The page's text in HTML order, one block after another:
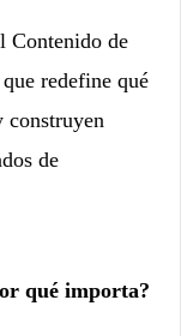
Contenido de
redefine qué
construyen
de
qué importa?